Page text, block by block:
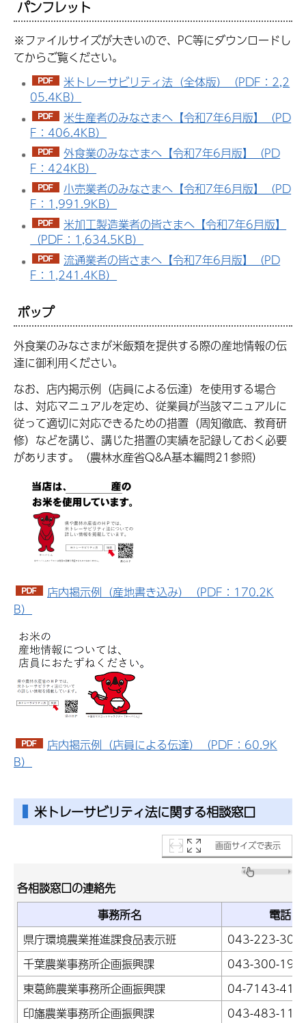
パンフレット
※ファイルサイズが大きいので、PC等にダウンロードし
てからご覧ください。
米トレーサビリティ法（全体版）（PDF：2,2
05.4KB）
米生産者のみなさまへ【令和7年6月版】（PD
F：406.4KB）
外食業のみなさまへ【令和7年6月版】（PD
F：424KB）
小売業者のみなさまへ【令和7年6月版】（PD
F：1,991.9KB）
米加工製造業者の皆さまへ【令和7年6月版】
（PDF：1,634.5KB）
流通業者の皆さまへ【令和7年6月版】（PD
F：1,241.4KB）
ポップ
外食業のみなさまが米飯類を提供する際の産地情報の伝
達に御利用ください。
なお、店内掲示例（店員による伝達）を使用する場合
は、対応マニュアルを定め、従業員が当該マニュアルに
従って適切に対応できるための措置（周知徹底、教育研
修）などを講じ、講じた措置の実績を記録しておく必要
があります。（農林水産省Q&A基本編問21参照）
店内掲示例（産地書き込み）（PDF：170.2K
B）
店内掲示例（店員による伝達）（PDF：60.9K
B）
米トレーサビリティ法に関する相談窓口
画面サイズで表示
各相談窓口の連絡先
事務所名
電話
県庁環境農業推進課食品表示班
043-223-
千葉農業事務所企画振興課
043-300-
東葛飾農業事務所企画振興課
04-7143-
印旛農業事務所企画振興課
043-483-